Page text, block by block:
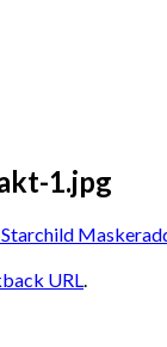
1.jpg
Starchild
URL.